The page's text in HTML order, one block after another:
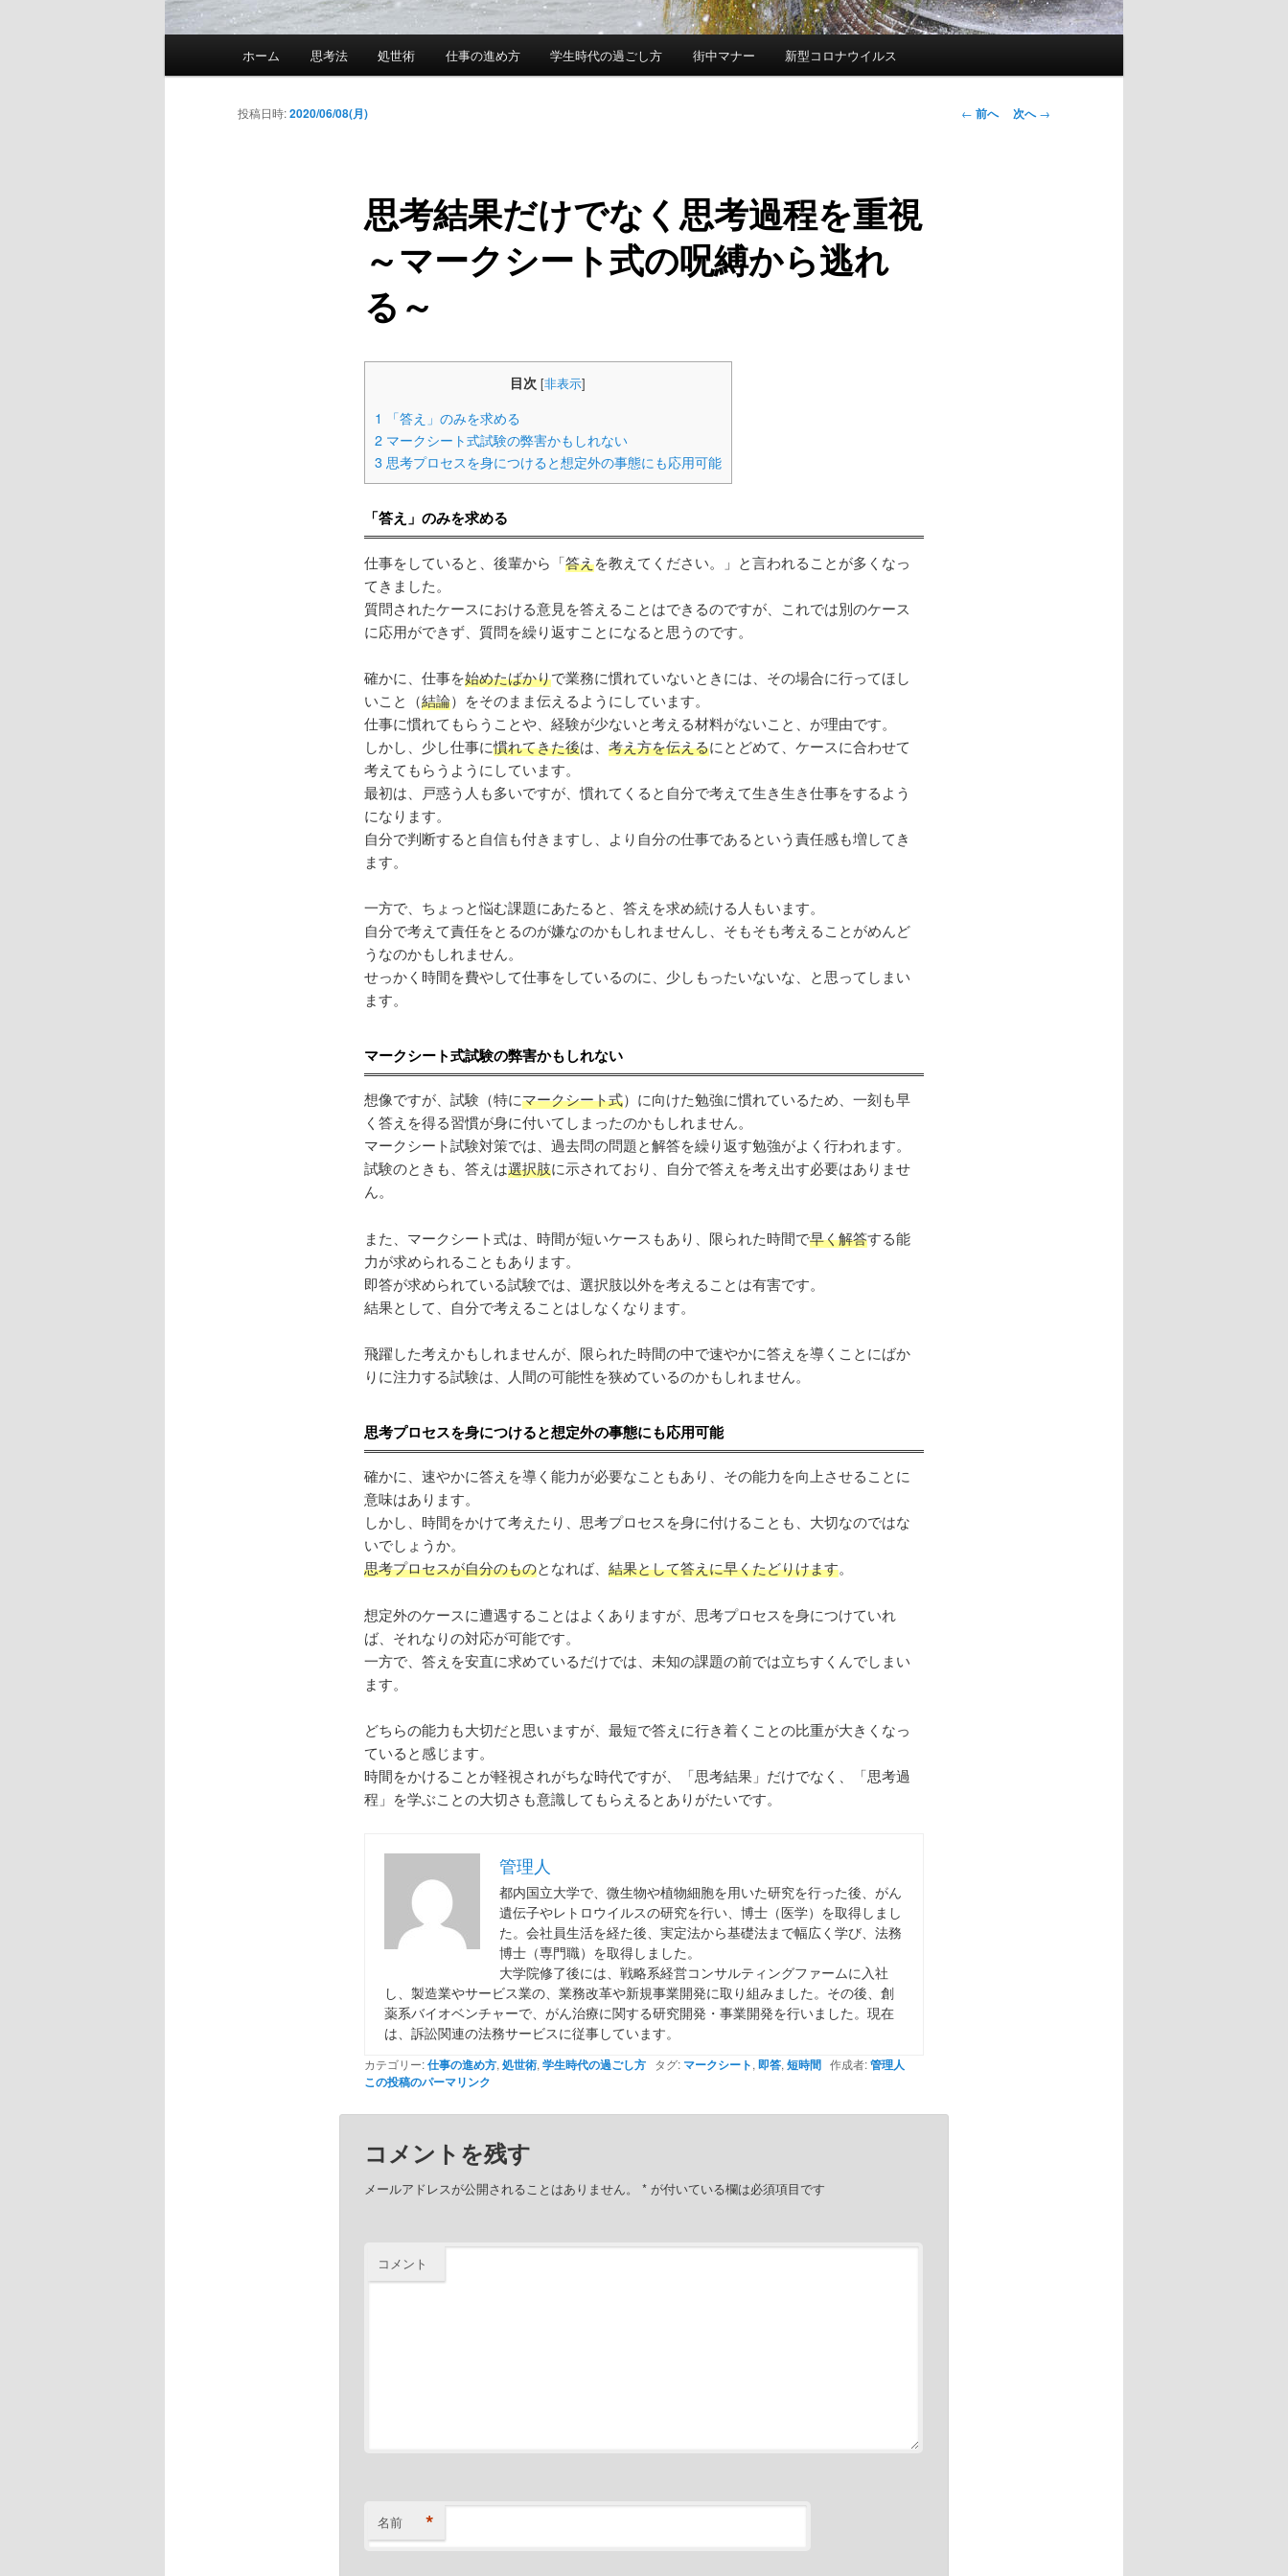
ホーム 思考法 処世術 仕事の進め方 学生時代の過ごし方 街中マナー 新型コロナウイルス
投
← 前へ 次へ→
思考結果だけでなく思考過程を重視
～マークシート式の呪縛から逃れ
る～
投稿日時:2020/06/08(月)
目次 [非表示]
1
「答え」のみを求める
2マークシート式試験の弊害かもしれない
3思考プロセスを身につけると想定外の事態にも応用可能
「答え」のみを求める
仕事をしていると、後輩から「答えを教えてください。」と言われることが多くなっ
てきました。
質問されたケースにおける意見を答えることはできるのですが、これでは別のケース
に応用ができず、質問を繰り返すことになると思うのです。
確かに、仕事を始めたばかりで業務に慣れていないときには、その場合に行ってほし
いこと（結論）をそのまま伝えるようにしています。
仕事に慣れてもらうことや、経験が少ないと考える材料がないこと、が理由です。
しかし、少し仕事に慣れてきた後は、 考え方を伝えるにとどめて、ケースに合わせて
考えてもらうようにしています。
最初は、戸惑う人も多いですが、慣れてくると自分で考えて生き生き仕事をするよう
になります。
自分で判断すると自信も付きますし、より自分の仕事であるという責任感も増してき
ます。
一方で、ちょっと悩む課題にあたると、答えを求め続ける人もいます。
自分で考えて責任をとるのが嫌なのかもしれませんし、そもそも考えることがめんど
うなのかもしれません。
せっかく時間を費やして仕事をしているのに、少しもったいないな、と思ってしまい
ます。
マークシート式試験の弊害かもしれない
想像ですが、試験（特にマークシート式）に向けた勉強に慣れているため、一刻も早
く答えを得る習慣が身に付いてしまったのかもしれません。
マークシート試験対策では、過去問の問題と解答を繰り返す勉強がよく行われます。
試験のときも、答えは選択肢に示されており、自分で答えを考え出す必要はありませ
ん。
また、マークシート式は、時間が短いケースもあり、限られた時間で早く解答する能
力が求められることもあります。
即答が求められている試験では、選択肢以外を考えることは有害です。
結果として、自分で考えることはしなくなります。
飛躍した考えかもしれませんが、限られた時間の中で速やかに答えを導くことにばか
りに注力する試験は、人間の可能性を狭めているのかもしれません。
思考プロセスを身につけると想定外の事態にも応用可能
確かに、速やかに答えを導く能力が必要なこともあり、その能力を向上させることに
意味はあります。
しかし、時間をかけて考えたり、思考プロセスを身に付けることも、大切なのではな
いでしょうか。
思考プロセスが自分のものとなれば、 結果として答えに早くたどりけます。
想定外のケースに遭遇することはよくありますが、思考プロセスを身につけていれ
ば、それなりの対応が可能です。
一方で、答えを安直に求めているだけでは、未知の課題の前では立ちすくんでしまい
ます。
どちらの能力も大切だと思いますが、最短で答えに行き着くことの比重が大きくなっ
ていると感じます。
時間をかけることが軽視されがちな時代ですが、「思考結果」だけでなく、「思考過
程」を学ぶことの大切さも意識してもらえるとありがたいです。
管理人
都内国立大学で、微生物や植物細胞を用いた研究を行った後、がん
遺伝子やレトロウイルスの研究を行い、博士（医学）を取得しまし
た。会社員生活を経た後、実定法から基礎法まで幅広く学び、法務
博士（専門職）を取得しました。
大学院修了後には、戦略系経営コンサルティングファームに入社
し、製造業やサービス業の、業務改革や新規事業開発に取り組みました。その後、創
薬系バイオベンチャーで、がん治療に関する研究開発・事業開発を行いました。現在
は、訴訟関連の法務サービスに従事しています。
カテゴリー:仕事の進め方, 処世術, 学生時代の過ごし方タグ: マークシート, 即答, 短時間作成者:管理人
この投稿のパーマリンク
コメントを残す
メールアドレスが公開されることはありません。 *が付いている欄は必須項目です
コメント
名前 *